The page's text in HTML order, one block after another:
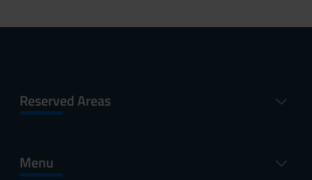
Reserved Areas
Menu